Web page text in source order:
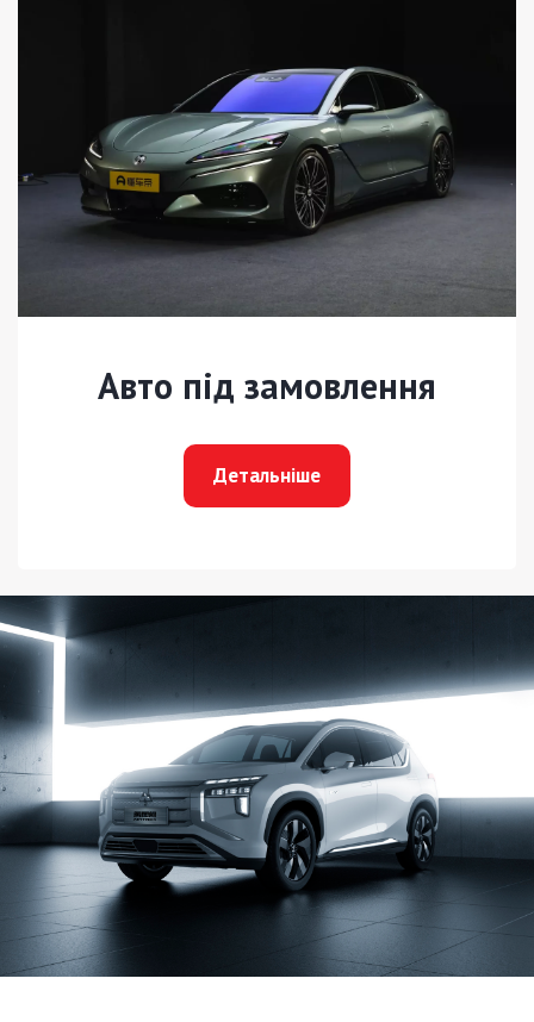
Авто під замовлення
Детальніше